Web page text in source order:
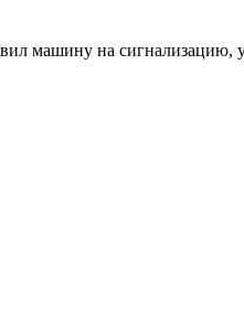
машину на сигнализацию,